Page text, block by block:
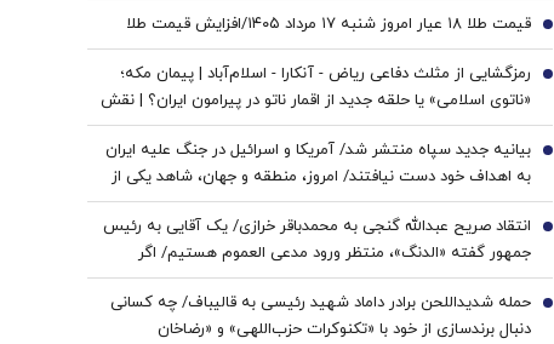
قیمت طلا ۱۸ عیار امروز شنبه ۱۷ مرداد ۱۴۰۵/افزایش قیمت طلا 6
رمزگشایی از مثلث دفاعی ریاض - آنکارا - اسلام‌آباد | پیمان مکه؛
«ناتوی اسلامی» یا حلقه‌ جدید از اقمار ناتو در پیرامون ایران؟ | نقش
پنهان ترکیه در اتصال ائتلاف مکه به ناتو
7
بیانیه جدید سپاه منتشر شد/ آمریکا و اسرائیل در جنگ علیه ایران
به اهداف خود دست نیافتند/ امروز، منطقه و جهان، شاهد یکی از
پیچیده ترین نبردهای تاریخی معاصر است
8
انتقاد صریح عبدالله گنجی به محمدباقر خرازی/ یک آقایی به رئیس
جمهور گفته «الدنگ»، منتظر ورود مدعی العموم هستیم/ اگر
کسی به سران قوا توهین کند مگر طبق قانون قوه قضائیه ورود
نمی‌کند؟
9
حمله شدیداللحن برادر داماد شهید رئیسی به قالیباف/ چه کسانی
دنبال برندسازی از خود با «تکنوکرات حزب‌اللهی» و «رضاخان
10